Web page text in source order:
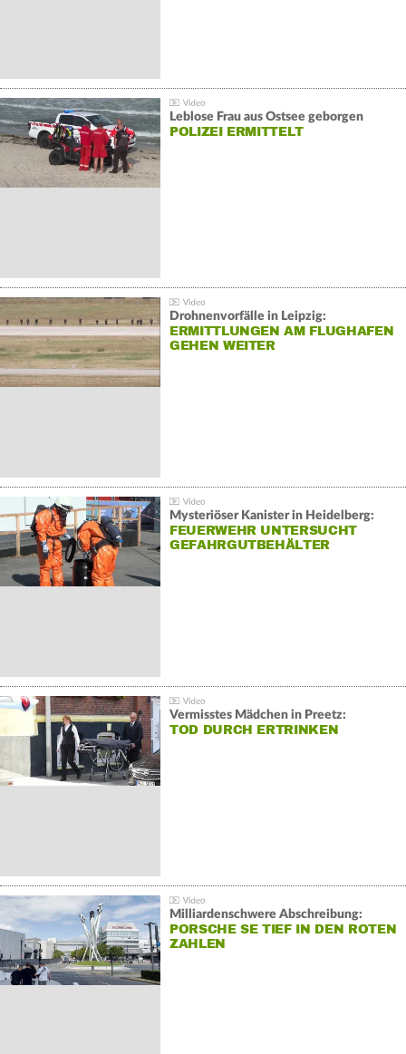
Leblose Frau aus Ostsee geborgen
POLIZEI ERMITTELT
Drohnenvorfälle in Leipzig:
ERMITTLUNGEN AM FLUGHAFEN
GEHEN WEITER
Mysteriöser Kanister in Heidelberg:
FEUERWEHR UNTERSUCHT
GEFAHRGUTBEHÄLTER
Vermisstes Mädchen in Preetz:
TOD DURCH ERTRINKEN
Milliardenschwere Abschreibung:
PORSCHE SE TIEF IN DEN ROTEN
ZAHLEN